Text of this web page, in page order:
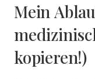
Mein
kopieren!)